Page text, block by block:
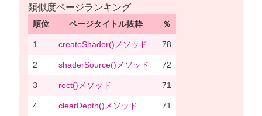
類似度ページランキング
順位 ページタイトル抜粋 ％
1 createShader()メソッド 78
2 shaderSource()メソッド 72
3 rect()メソッド 71
4 clearDepth()メソッド 71